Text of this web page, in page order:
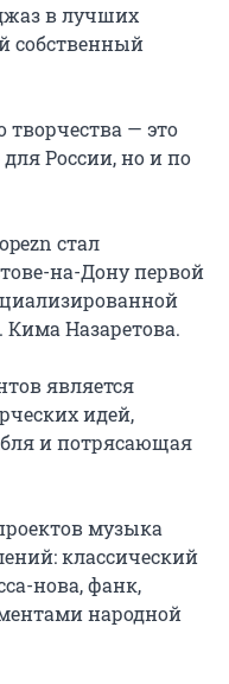
в лучших
собственный
творчества — это
России, но и по
стал
на-Дону первой
Назаретова.
является
идей,
и потрясающая
музыка
классический
нова, фанк,
народной